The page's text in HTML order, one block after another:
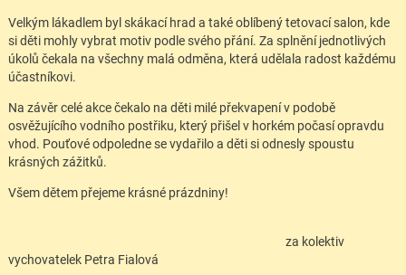
Velkým lákadlem byl skákací hrad a také oblíbený tetovací salon, kde
si děti mohly vybrat motiv podle svého přání. Za splnění jednotlivých
úkolů čekala na všechny malá odměna, která udělala radost každému
účastníkovi.
Na závěr celé akce čekalo na děti milé překvapení v podobě
osvěžujícího vodního postřiku, který přišel v horkém počasí opravdu
vhod. Pouťové odpoledne se vydařilo a děti si odnesly spoustu
krásných zážitků.
Všem dětem přejeme krásné prázdniny!
za kolektiv
vychovatelek Petra Fialová